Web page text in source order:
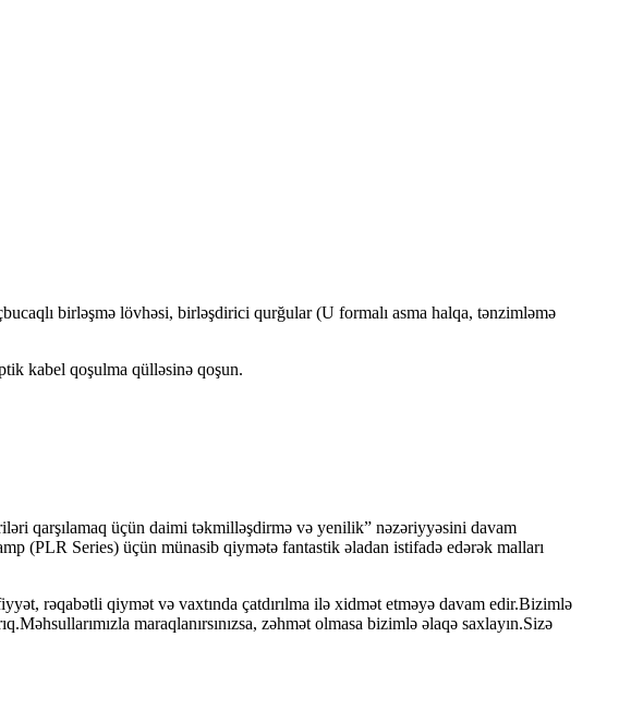
birləşmə lövhəsi, birləşdirici qurğular (U formalı asma halqa, tənzimləmə
kabel qoşulma qülləsinə qoşun.
qarşılamaq üçün daimi təkmilləşdirmə və yenilik” nəzəriyyəsini davam
(PLR Series) üçün münasib qiymətə fantastik əladan istifadə edərək malları
rəqabətli qiymət və vaxtında çatdırılma ilə xidmət etməyə davam edir.Bizimlə
maraqlanırsınızsa, zəhmət olmasa bizimlə əlaqə saxlayın.Sizə